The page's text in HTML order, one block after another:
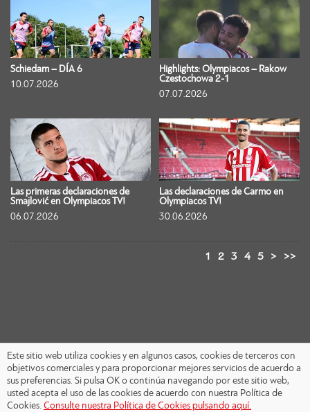
Schiedam – DÍA 6
10.07.2026
Highlights: Olympiacos – Rakow
Czestochowa 2-1
07.07.2026
Las primeras declaraciones de
Smajlović en Olympiacos TV!
06.07.2026
Las declaraciones de Carmo en
Olympiacos TV!
30.06.2026
1 2 3 4 5 > >>
Este sitio web utiliza cookies y en algunos casos, cookies de terceros con
objetivos comerciales y para proporcionar mejores servicios de acuerdo a
sus preferencias. Si pulsa OK o continúa navegando por este sitio web,
usted acepta el uso de las cookies de acuerdo con nuestra Política de
Cookies. Consulte nuestra Política de Cookies pulsando aquí.